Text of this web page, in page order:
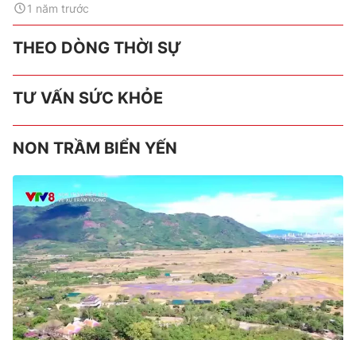
1 năm trước
THEO DÒNG THỜI SỰ
TƯ VẤN SỨC KHỎE
NON TRẦM BIỂN YẾN